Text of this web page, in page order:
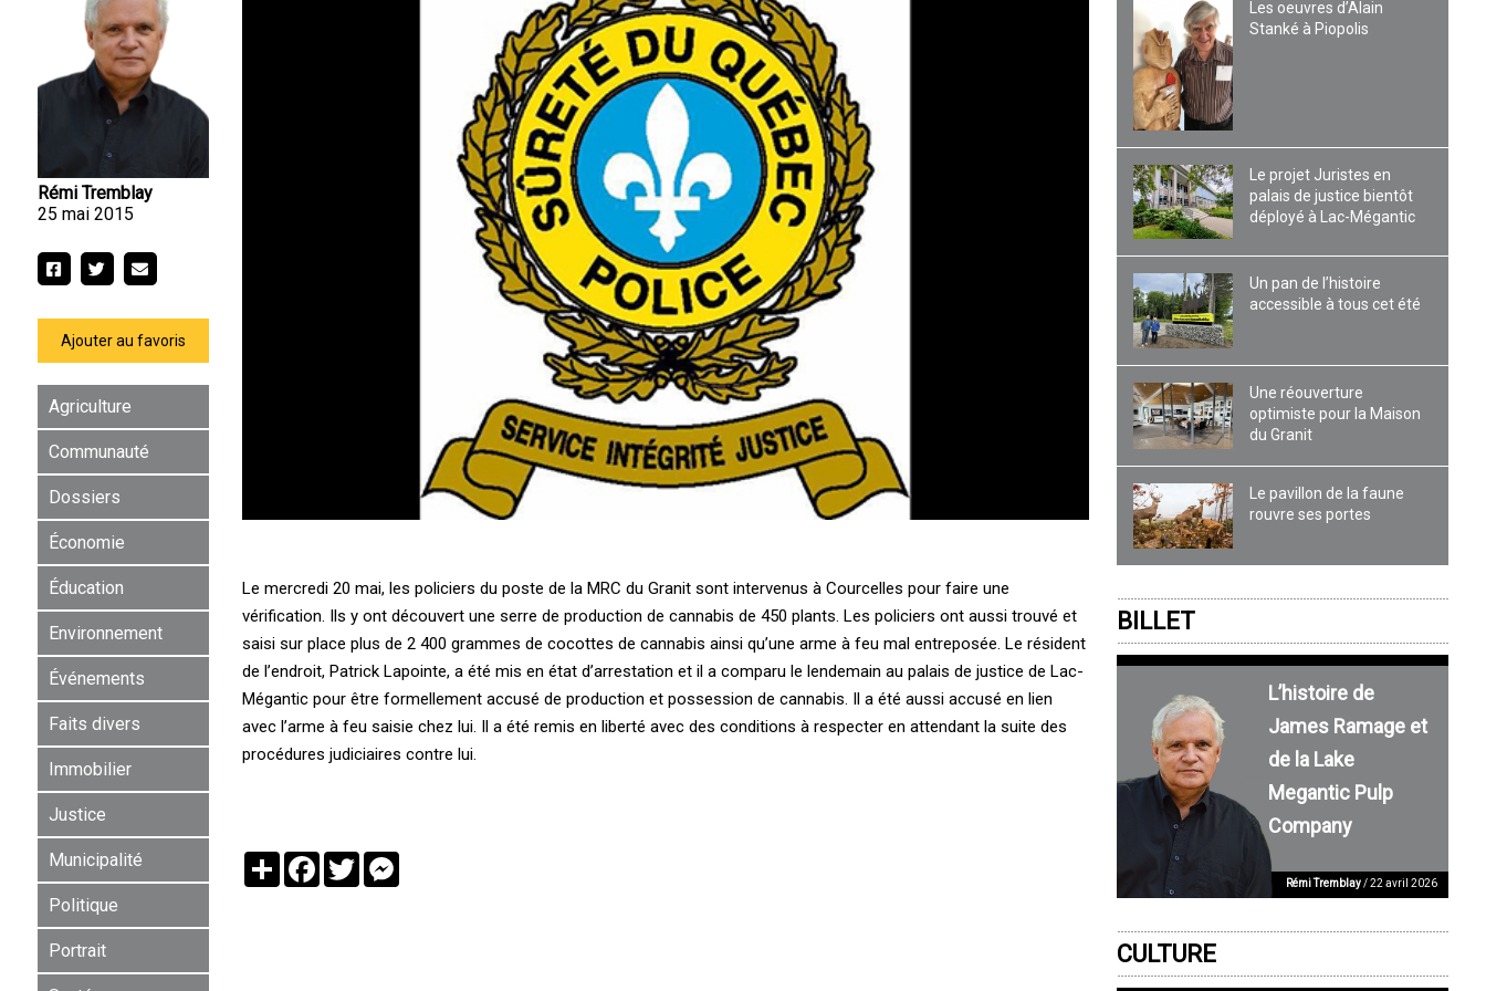
Rémi Tremblay
25 mai 2015
Ajouter au favoris
Agriculture
Communauté
Dossiers
Économie
Éducation
Environnement
Événements
Faits divers
Immobilier
Justice
Municipalité
Politique
Portrait
Le mercredi 20 mai, les policiers du poste de la MRC du Granit sont intervenus à Courcelles pour faire une
vérification. Ils y ont découvert une serre de production de cannabis de 450 plants. Les policiers ont aussi trouvé et
saisi sur place plus de 2 400 grammes de cocottes de cannabis ainsi qu’une arme à feu mal entreposée. Le résident
de l’endroit, Patrick Lapointe, a été mis en état d’arrestation et il a comparu le lendemain au palais de justice de Lac-
Mégantic pour être formellement accusé de production et possession de cannabis. Il a été aussi accusé en lien
avec l’arme à feu saisie chez lui. Il a été remis en liberté avec des conditions à respecter en attendant la suite des
procédures judiciaires contre lui.
PartagerFacebook
TwitterMessenger
Les oeuvres d’Alain
Stanké à Piopolis
Le projet Juristes en
palais de justice bientôt
déployé à Lac-Mégantic
Un pan de l’histoire
accessible à tous cet été
Une réouverture
optimiste pour la Maison
du Granit
Le pavillon de la faune
rouvre ses portes
BILLET
L’histoire de
James Ramage et
de la Lake
Megantic Pulp
Company
Rémi Tremblay/ 22 avril 2026
CULTURE